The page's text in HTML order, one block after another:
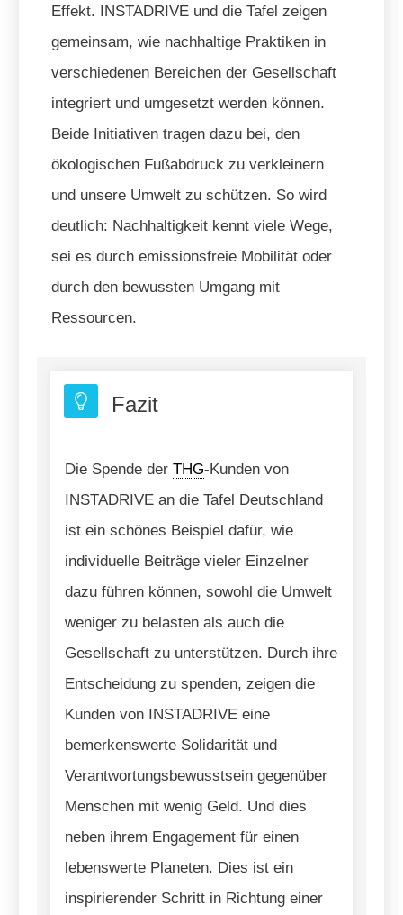
Effekt. INSTADRIVE und die Tafel zeigen
gemeinsam, wie nachhaltige Praktiken in
verschiedenen Bereichen der Gesellschaft
integriert und umgesetzt werden können.
Beide Initiativen tragen dazu bei, den
ökologischen Fußabdruck zu verkleinern
und unsere Umwelt zu schützen. So wird
deutlich: Nachhaltigkeit kennt viele Wege,
sei es durch emissionsfreie Mobilität oder
durch den bewussten Umgang mit
Ressourcen.
Fazit
Die Spende der THG-Kunden von
INSTADRIVE an die Tafel Deutschland
ist ein schönes Beispiel dafür, wie
individuelle Beiträge vieler Einzelner
dazu führen können, sowohl die Umwelt
weniger zu belasten als auch die
Gesellschaft zu unterstützen. Durch ihre
Entscheidung zu spenden, zeigen die
Kunden von INSTADRIVE eine
bemerkenswerte Solidarität und
Verantwortungsbewusstsein gegenüber
Menschen mit wenig Geld. Und dies
neben ihrem Engagement für einen
lebenswerte Planeten. Dies ist ein
inspirierender Schritt in Richtung einer